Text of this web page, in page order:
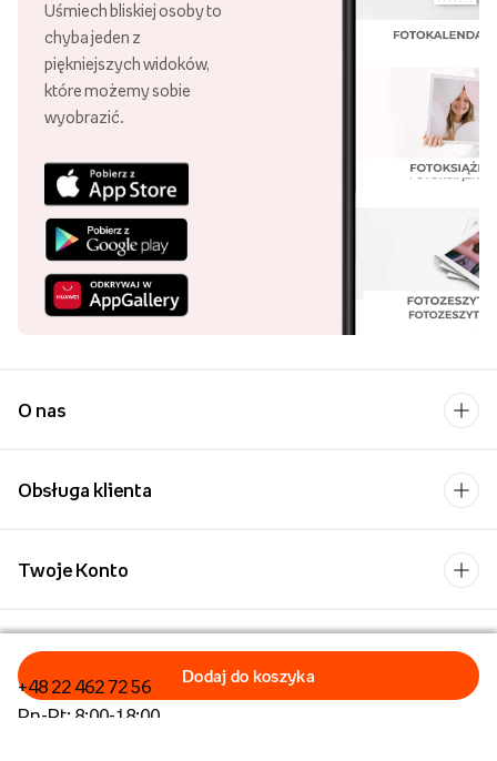
Uśmiech bliskiej osoby to
chyba jeden z
piękniejszych widoków,
które możemy sobie
wyobrazić.
O nas
Obsługa klienta
Kontakt
+48 22 462 72 56
Pn-Pt: 8:00-18:00
Twoje Konto